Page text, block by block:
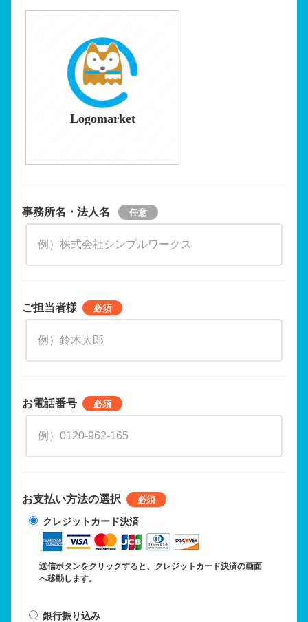
Logomarket
事務所名・法人名
ご担当者様
お電話番号
お支払い方法の選択
クレジットカード決済
送信ボタンをクリックすると、クレジットカード決済の画面
へ移動します。
銀行振り込み